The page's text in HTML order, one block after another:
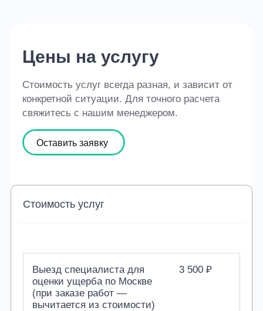
Цены на услугу
Стоимость услуг всегда разная, и зависит от
конкретной ситуации. Для точного расчета
свяжитесь с нашим менеджером.
Оставить заявку
Стоимость услуг
Выезд специалиста для
оценки ущерба по Москве
(при заказе работ —
вычитается из стоимости)
3 500 ₽